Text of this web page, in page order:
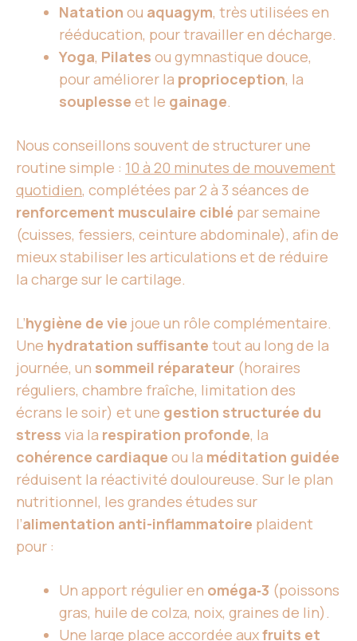
Natation ou aquagym, très utilisées en
rééducation, pour travailler en décharge.
Yoga, Pilates ou gymnastique douce,
pour améliorer la proprioception, la
souplesse et le gainage.
Nous conseillons souvent de structurer une
routine simple : 10 à 20 minutes de mouvement
quotidien, complétées par 2 à 3 séances de
renforcement musculaire ciblé par semaine
(cuisses, fessiers, ceinture abdominale), afin de
mieux stabiliser les articulations et de réduire
la charge sur le cartilage.
L’hygiène de vie joue un rôle complémentaire.
Une hydratation suffisante tout au long de la
journée, un sommeil réparateur (horaires
réguliers, chambre fraîche, limitation des
écrans le soir) et une gestion structurée du
stress via la respiration profonde, la
cohérence cardiaque ou la méditation guidée
réduisent la réactivité douloureuse. Sur le plan
nutritionnel, les grandes études sur
l’alimentation anti-inflammatoire plaident
pour :
Un apport régulier en oméga‑3 (poissons
gras, huile de colza, noix, graines de lin).
Une large place accordée auxfruits et